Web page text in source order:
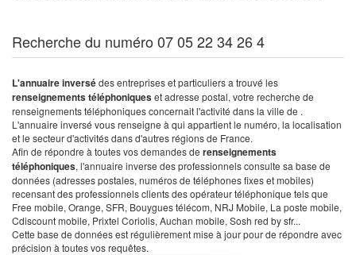
Recherche du numéro 07 05 22 34 26 4
L'annuaire inversédes entreprises et particuliers a trouvé les
renseignements téléphoniqueset adresse postal, votre recherche de
renseignements téléphoniques concernait l'activité dans la ville de .
L'annuaire inversé vous renseigne à qui appartient le numéro, la localisation
et le secteur d'activités dans d'autres régions de France.
Afin de répondre à toutes vos demandes de renseignements
téléphoniques, l'annuaire inverse des professionnels consulte sa base de
données (adresses postales, numéros de téléphones fixes et mobiles)
recensant des professionnels clients des opérateur téléphonique tels que
Free mobile, Orange, SFR, Bouygues télécom, NRJ Mobile, La poste mobile,
Cdiscount mobile, Prixtel Coriolis, Auchan mobile, Sosh red by sfr...
Cette base de données est régulièrement mise à jour pour de répondre avec
précision à toutes vos requêtes.